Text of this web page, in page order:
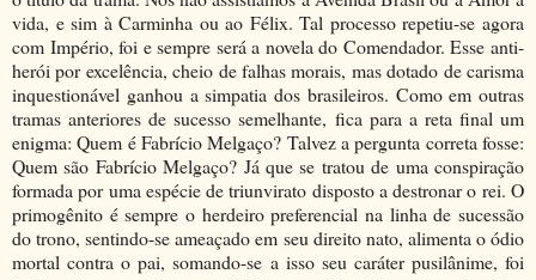
vida, e sim à Carminha ou ao Félix. Tal processo repetiu-se agora
com Império, foi e sempre será a novela do Comendador. Esse anti-
herói por excelência, cheio de falhas morais, mas dotado de carisma
inquestionável ganhou a simpatia dos brasileiros. Como em outras
tramas anteriores de sucesso semelhante, fica para a reta final um
enigma: Quem é Fabrício Melgaço? Talvez a pergunta correta fosse:
Quem são Fabrício Melgaço? Já que se tratou de uma conspiração
formada por uma espécie de triunvirato disposto a destronar o rei. O
primogênito é sempre o herdeiro preferencial na linha de sucessão
do trono, sentindo-se ameaçado em seu direito nato, alimenta o ódio
mortal contra o pai, somando-se a isso seu caráter pusilânime, foi